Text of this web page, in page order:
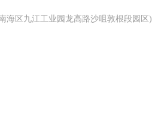
海区九江工业园龙高路沙咀敦根段园区)